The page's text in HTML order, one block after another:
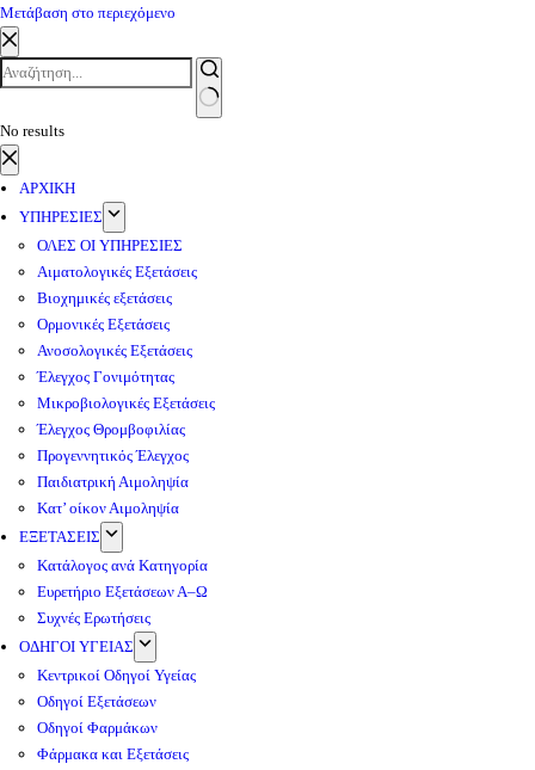
Μετάβαση στο περιεχόμενο
No results
ΑΡΧΙΚΗ
ΥΠΗΡΕΣΙΕΣ
ΟΛΕΣ ΟΙ ΥΠΗΡΕΣΙΕΣ
Αιματολογικές Εξετάσεις
Βιοχημικές εξετάσεις
Ορμονικές Εξετάσεις
Ανοσολογικές Εξετάσεις
Έλεγχος Γονιμότητας
Μικροβιολογικές Εξετάσεις
Έλεγχος Θρομβοφιλίας
Προγεννητικός Έλεγχος
Παιδιατρική Αιμοληψία
Κατ’ οίκον Αιμοληψία
ΕΞΕΤΑΣΕΙΣ
Κατάλογος ανά Κατηγορία
Ευρετήριο Εξετάσεων Α–Ω
Συχνές Ερωτήσεις
ΟΔΗΓΟΙ ΥΓΕΙΑΣ
Κεντρικοί Οδηγοί Υγείας
Οδηγοί Εξετάσεων
Οδηγοί Φαρμάκων
Φάρμακα και Εξετάσεις